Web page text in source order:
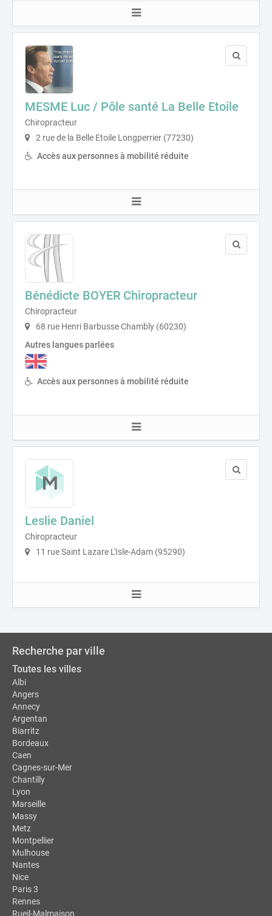
MESME Luc / Pôle santé La Belle Etoile
Chiropracteur
2 rue de la Belle Etoile Longperrier (77230)
Accès aux personnes à mobilité réduite
Bénédicte BOYER Chiropracteur
Chiropracteur
68 rue Henri Barbusse Chambly (60230)
Autres langues parlées
Accès aux personnes à mobilité réduite
Leslie Daniel
Chiropracteur
11 rue Saint Lazare L'Isle-Adam (95290)
Recherche par ville
Toutes les villes
Albi
Angers
Annecy
Argentan
Biarritz
Bordeaux
Caen
Cagnes-sur-Mer
Chantilly
Lyon
Marseille
Massy
Metz
Montpellier
Mulhouse
Nantes
Nice
Paris 3
Rennes
Rueil-Malmaison